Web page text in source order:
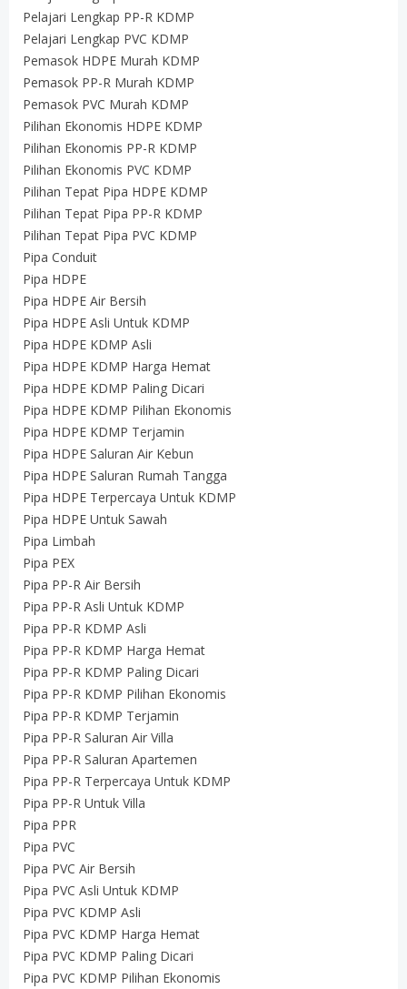
Pelajari Lengkap PP-R KDMP
Pelajari Lengkap PVC KDMP
Pemasok HDPE Murah KDMP
Pemasok PP-R Murah KDMP
Pemasok PVC Murah KDMP
Pilihan Ekonomis HDPE KDMP
Pilihan Ekonomis PP-R KDMP
Pilihan Ekonomis PVC KDMP
Pilihan Tepat Pipa HDPE KDMP
Pilihan Tepat Pipa PP-R KDMP
Pilihan Tepat Pipa PVC KDMP
Pipa Conduit
Pipa HDPE
Pipa HDPE Air Bersih
Pipa HDPE Asli Untuk KDMP
Pipa HDPE KDMP Asli
Pipa HDPE KDMP Harga Hemat
Pipa HDPE KDMP Paling Dicari
Pipa HDPE KDMP Pilihan Ekonomis
Pipa HDPE KDMP Terjamin
Pipa HDPE Saluran Air Kebun
Pipa HDPE Saluran Rumah Tangga
Pipa HDPE Terpercaya Untuk KDMP
Pipa HDPE Untuk Sawah
Pipa Limbah
Pipa PEX
Pipa PP-R Air Bersih
Pipa PP-R Asli Untuk KDMP
Pipa PP-R KDMP Asli
Pipa PP-R KDMP Harga Hemat
Pipa PP-R KDMP Paling Dicari
Pipa PP-R KDMP Pilihan Ekonomis
Pipa PP-R KDMP Terjamin
Pipa PP-R Saluran Air Villa
Pipa PP-R Saluran Apartemen
Pipa PP-R Terpercaya Untuk KDMP
Pipa PP-R Untuk Villa
Pipa PPR
Pipa PVC
Pipa PVC Air Bersih
Pipa PVC Asli Untuk KDMP
Pipa PVC KDMP Asli
Pipa PVC KDMP Harga Hemat
Pipa PVC KDMP Paling Dicari
Pipa PVC KDMP Pilihan Ekonomis